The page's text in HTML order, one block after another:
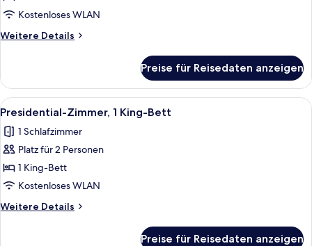
BettenKostenloses WLAN
Weitere Details
Weitere
Studiosuite,
2 Queen-
Betten
Preise für Reisedaten anzeigen
Alle
Fotos
für
Presidential-
Zimmer,
1 King-
Bett
anzeigen
Ein geräumiges Schlafzimmer mit
6
Presidential-Zimmer, 1 King-Bett
1 Schlafzimmer
Platz für 2 Personen
1 King-Bett
Kostenloses WLAN
Weitere Details
Weitere
Preise für Reisedaten anzeigen